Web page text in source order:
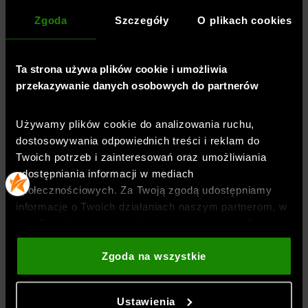
Zgoda Szczegóły O plikach cookies
Ta strona używa plików cookie i umożliwia
przekazywanie danych osobowych do partnerów
Używamy plików cookie do analizowania ruchu,
dostosowywania odpowiednich treści i reklam do
Twoich potrzeb i zainteresowań oraz umożliwiania
udostępniania informacji w mediach
społecznościowych. Za Twoją zgodą udostępniamy
informacje o Twoich działaniach naszym partnerom, w
zajmującym się reklamą i analityką internetową. Nasi
partnerzy mogą łączyć te informacje z innymi, które
podajesz poza tą stroną internetową, a także z
Ciebie z ich usług. Za Twoją zgodą możemy również
Zgoda na wszystkie
Ustawienia
Właściwości legginsów
Materiał główny
87% poliester, 13% elastan
TECHNOLOGIE
OPINIE
ZWROTY I REKLAMACJE